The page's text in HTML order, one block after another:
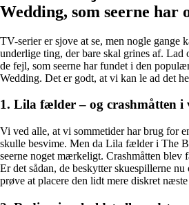
Wedding, som seerne har
TV-serier er sjove at se, men nogle gange
underlige ting, der bare skal grines af. Lad
de fejl, som seerne har fundet i den
Wedding. Det er godt, at vi kan le ad det
1. Lila fælder – og crashmåtten i
Vi ved alle, at vi sommetider har brug for
skulle besvime. Men da Lila fælder i The
seerne noget mærkeligt. Crashmåtten blev
Er det sådan, de beskytter skuespillerne
prøve at placere den lidt mere diskret